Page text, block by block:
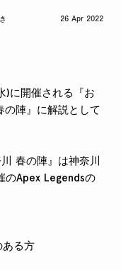
26 Apr 2022
)に開催される『お
陣』に解説として
春の陣』は神奈川
のApex Legendsの
る方